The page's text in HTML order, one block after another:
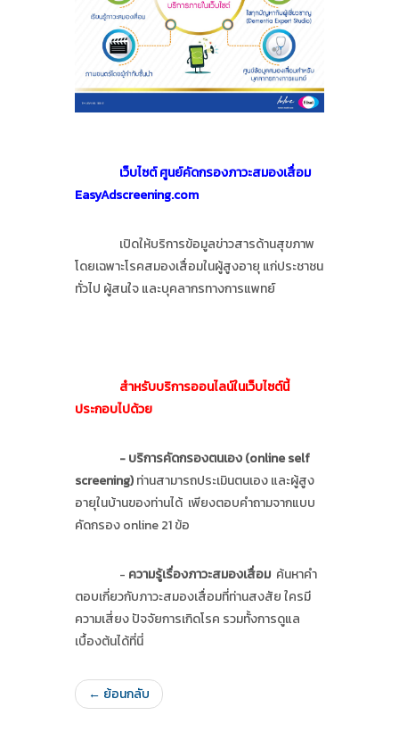
เว็บไซต์ ศูนย์คัดกรองภาวะสมองเสื่อม
EasyAdscreening.com
เปิดให้บริการข้อมูลข่าวสารด้านสุขภาพ
โดยเฉพาะโรคสมองเสื่อมในผู้สูงอายุ แก่ประชาชน
ทั่วไป ผู้สนใจ และบุคลากรทางการแพทย์
สำหรับบริการออนไลน์ในเว็บไซต์นี้
ประกอบไปด้วย
- บริการคัดกรองตนเอง (online self
screening)ท่านสามารถประเมินตนเอง และผู้สูง
อายุในบ้านของท่านได้ เพียงตอบคำถามจากแบบ
คัดกรอง online 21 ข้อ
- ความรู้เรื่องภาวะสมองเสื่อม ค้นหาคำ
ตอบเกี่ยวกับภาวะสมองเสื่อมที่ท่านสงสัย ใครมี
ความเสี่ยง ปัจจัยการเกิดโรค รวมทั้งการดูแล
เบื้องต้นได้ที่นี่
← ย้อนกลับ